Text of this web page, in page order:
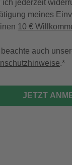
ich jederzeit
meines
10 €
beachte auch
.
JETZT